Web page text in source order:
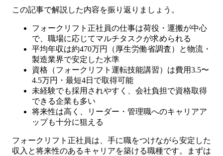
この記事で解説した内容を振り返りましょう。
フォークリフト正社員の仕事は荷役・運搬が中心
で、職場に応じてマルチタスクが求められる
平均年収は約470万円（厚生労働省調査）と物流・
製造業界で安定した水準
資格（フォークリフト運転技能講習）は費用3.5〜
4.5万円・最短4日で取得可能
未経験でも採用されやすく、会社負担で資格取得
できる企業も多い
将来性は高く、リーダー・管理職へのキャリアア
ップも十分に狙える
フォークリフト正社員は、手に職をつけながら安定した
収入と将来性のあるキャリアを築ける職種です。まずは